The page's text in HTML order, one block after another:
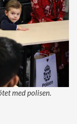
med polisen.